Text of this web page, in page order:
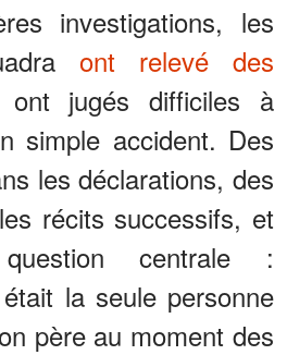
investigations, les
ont relevé des
ont jugés difficiles à
simple accident. Des
les déclarations, des
récits successifs, et
centrale :
la seule personne
père au moment des